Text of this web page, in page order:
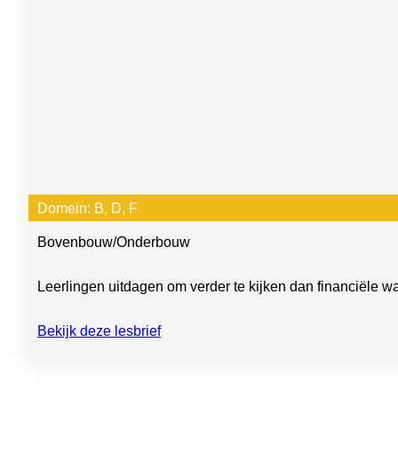
Domein: B, D, F
Bovenbouw/Onderbouw
Leerlingen uitdagen om verder te kijken dan financiële
Bekijk deze lesbrief